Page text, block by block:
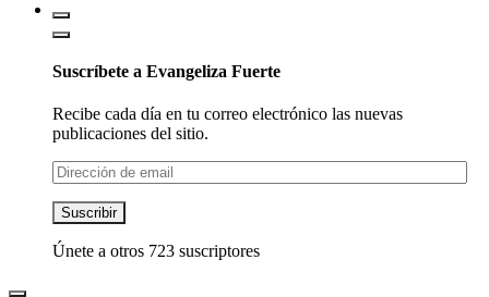
Suscríbete a Evangeliza Fuerte
Recibe cada día en tu correo electrónico las nuevas
publicaciones del sitio.
Dirección
de
email
Suscribir
Únete a otros 723 suscriptores